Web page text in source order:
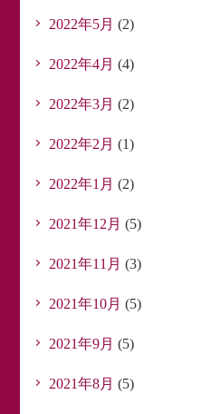
2022年5月 (2)
2022年4月 (4)
2022年3月 (2)
2022年2月 (1)
2022年1月 (2)
2021年12月 (5)
2021年11月 (3)
2021年10月 (5)
2021年9月 (5)
2021年8月 (5)